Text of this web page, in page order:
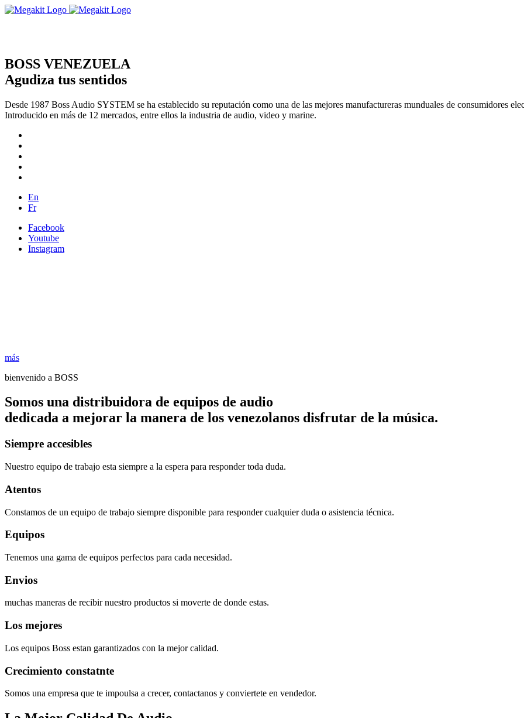
BOSS VENEZUELA
Agudiza tus sentidos
Desde 1987 Boss Audio SYSTEM se ha establecido su reputación como una de las mejores manufactureras munduales de consumidores
Introducido en más de 12 mercados, entre ellos la industria de audio, video y marine.
En
Fr
Facebook
Youtube
Instagram
más
bienvenido a BOSS
Somos una distribuidora de equipos de audio
dedicada a mejorar la manera de los venezolanos disfrutar de la música.
Siempre accesibles
Nuestro equipo de trabajo esta siempre a la espera para responder toda duda.
Atentos
Constamos de un equipo de trabajo siempre disponible para responder cualquier duda o asistencia técnica.
Equipos
Tenemos una gama de equipos perfectos para cada necesidad.
Envios
muchas maneras de recibir nuestro productos si moverte de donde estas.
Los mejores
Los equipos Boss estan garantizados con la mejor calidad.
Crecimiento constatnte
Somos una empresa que te impoulsa a crecer, contactanos y conviertete en vendedor.